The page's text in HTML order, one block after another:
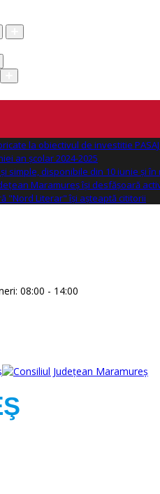
la obiectivul de investitie PASAJ
an școlar 2024-2025
simple, disponibile din 10 iunie și în
Maramureș își desfășoară
"Nord Literar" își așteaptă cititorii
08:00 - 14:00